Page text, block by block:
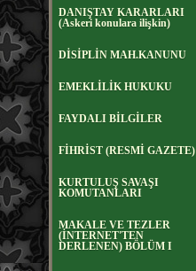
DANIŞTAY KARARLARI
(Askeri konulara ilişkin)
DİSİPLİN MAH.KANUNU
EMEKLİLİK HUKUKU
FAYDALI BİLGİLER
FİHRİST (RESMİ GAZETE)
KURTULUŞ SAVAŞI
KOMUTANLARI
MAKALE VE TEZLER
(İNTERNET'TEN
DERLENEN) BÖLÜM I